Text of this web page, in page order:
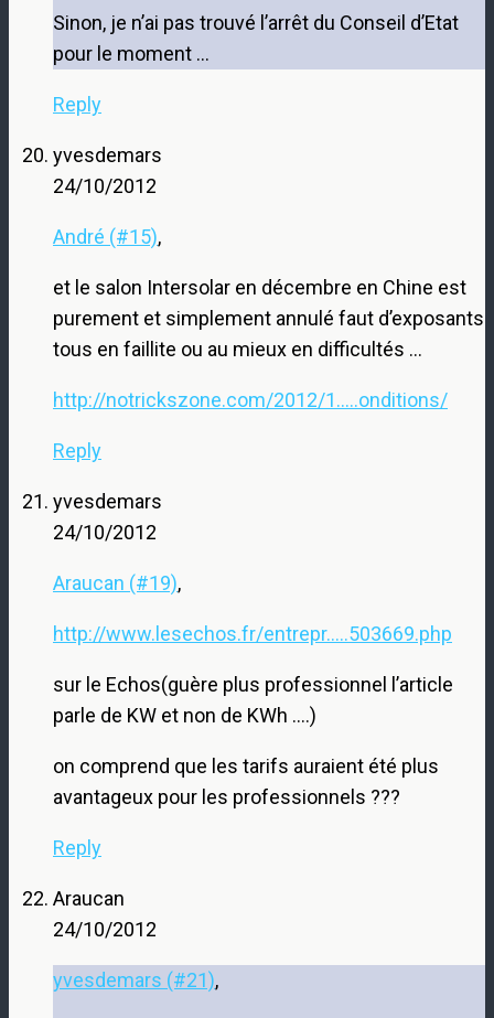
Sinon, je n’ai pas trouvé l’arrêt du Conseil d’Etat
pour le moment …
Reply
yvesdemars
24/10/2012
André (#15),
et le salon Intersolar en décembre en Chine est
purement et simplement annulé faut d’exposants
tous en faillite ou au mieux en difficultés …
http://notrickszone.com/2012/1.....onditions/
Reply
yvesdemars
24/10/2012
Araucan (#19),
http://www.lesechos.fr/entrepr.....503669.php
sur le Echos(guère plus professionnel l’article
parle de KW et non de KWh ….)
on comprend que les tarifs auraient été plus
avantageux pour les professionnels ???
Reply
Araucan
24/10/2012
yvesdemars (#21),